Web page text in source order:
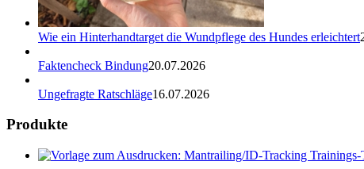
Wie ein Hinterhandtarget die Wundpflege des Hundes erleichtert
Faktencheck Bindung20.07.2026
Ungefragte Ratschläge16.07.2026
Produkte